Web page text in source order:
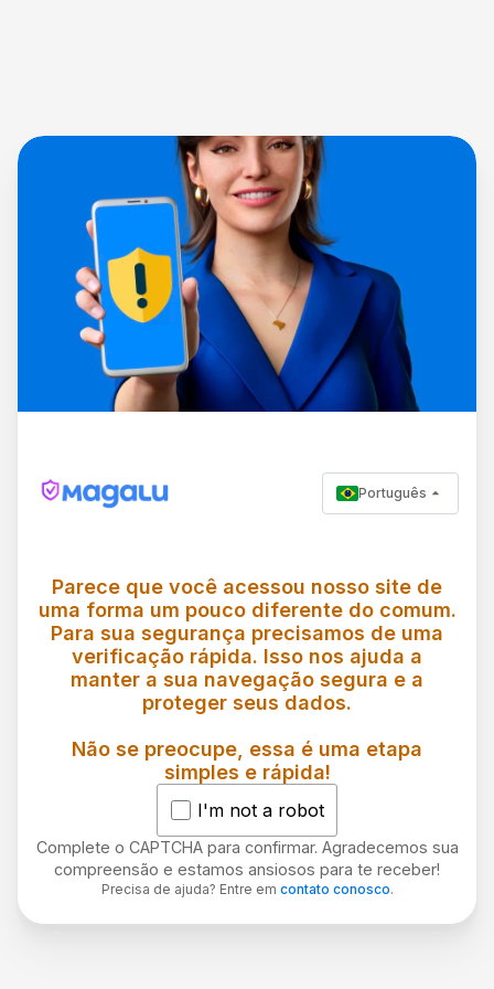
Português
Parece que você acessou nosso site de
uma forma um pouco diferente do comum.
Para sua segurança precisamos de uma
verificação rápida. Isso nos ajuda a
manter a sua navegação segura e a
proteger seus dados.
Não se preocupe, essa é uma etapa
simples e rápida!
I'm not a robot
Complete o CAPTCHA para confirmar. Agradecemos sua
compreensão e estamos ansiosos para te receber!
Precisa de ajuda? Entre em contato conosco.